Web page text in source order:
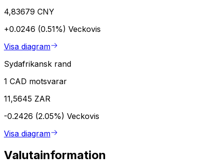
4,83679 CNY
+0.0246 (0.51%) Veckovis
Visa diagram
Sydafrikansk rand
1 CAD motsvarar
11,5645 ZAR
-0.2426 (2.05%) Veckovis
Visa diagram
Valutainformation